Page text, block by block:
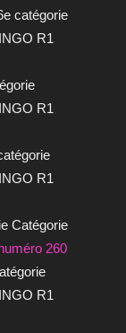
catégorie
R1
R1
R1
Catégorie
260
R1